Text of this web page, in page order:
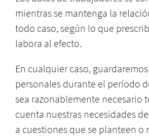
mientras se mantenga la
todo caso, según lo que
labora al efecto.
En cualquier caso,
personales durante el período
sea razonablemente necesario
cuenta nuestras necesidades
a cuestiones que se planteen o